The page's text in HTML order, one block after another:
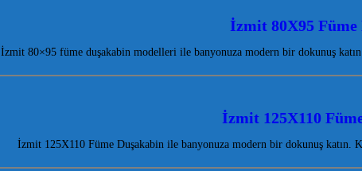
İzmit 80X95 Füme
İzmit 80×95 füme duşakabin modelleri ile banyonuza modern bir dokunuş
İzmit 125X110
İzmit 125X110 Füme Duşakabin ile banyonuza modern bir dokunuş